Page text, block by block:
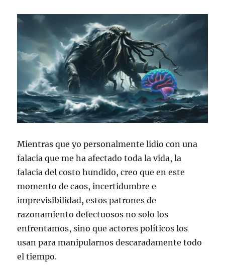
Mientras que yo personalmente lidio con una
falacia que me ha afectado toda la vida, la
falacia del costo hundido, creo que en este
momento de caos, incertidumbre e
imprevisibilidad, estos patrones de
razonamiento defectuosos no solo los
enfrentamos, sino que actores políticos los
usan para manipularnos descaradamente todo
el tiempo.